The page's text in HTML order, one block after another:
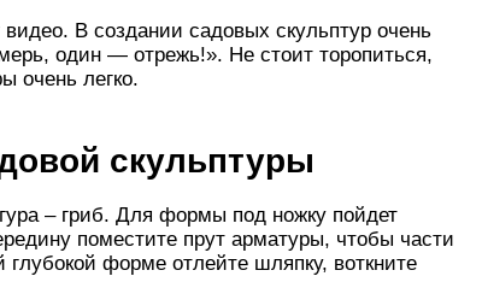
В создании садовых скульптур очень
один — отрежь!». Не стоит торопиться,
очень легко.
скульптуры
– гриб. Для формы под ножку пойдет
поместите прут арматуры, чтобы части
форме отлейте шляпку, воткните